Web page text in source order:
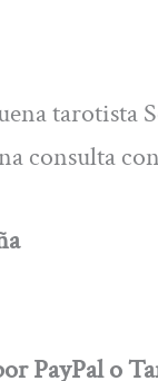
tarotista
consulta
PayPal o